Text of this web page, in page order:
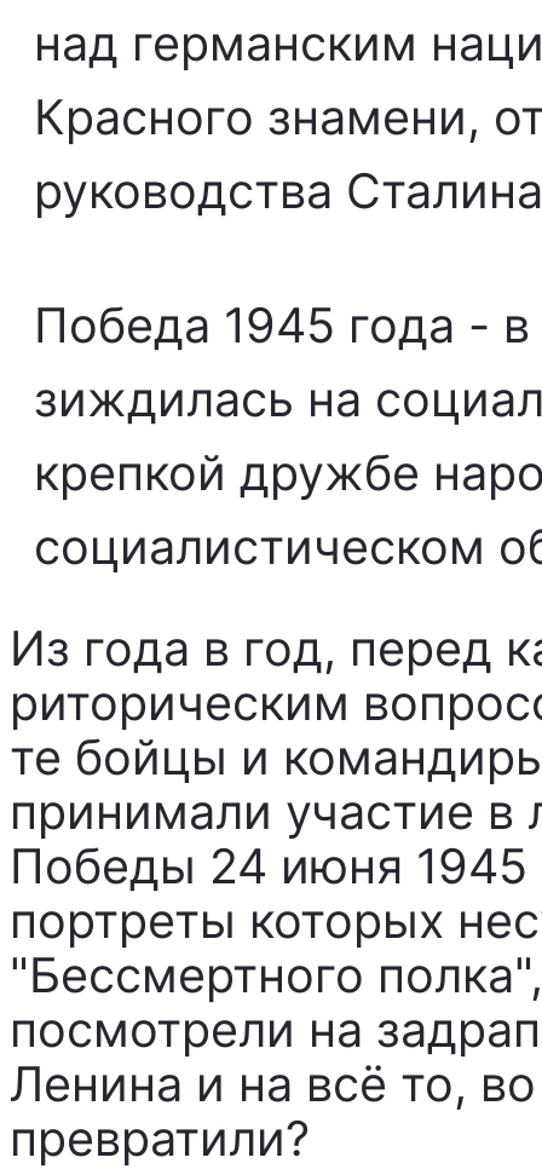
над германским
Красного знамени,
руководства
Победа 1945 года -
зиждилась на
крепкой дружбе
социалистическом
Из года в год, перед
риторическим
те бойцы и
принимали участие
Победы 24 июня 1945
портреты которых
"Бессмертного
посмотрели на
Ленина и на всё то,
превратили?